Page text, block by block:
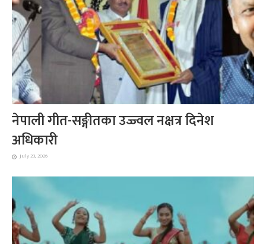
नेपाली गीत-सङ्गीतका उज्ज्वल नक्षत्र दिनेश
अधिकारी
July 23, 2026